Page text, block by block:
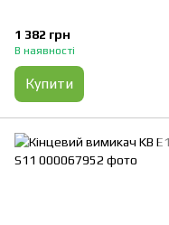
1 382 грн
В наявності
Купити